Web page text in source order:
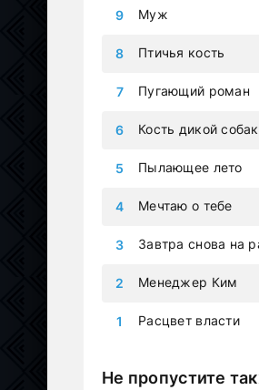
Расцвет власти
Менеджер Ким
Завтра снова на
Мечтаю о тебе
Пылающее лето
Кость дикой
Пугающий роман
Птичья кость
Муж
Не пропустите